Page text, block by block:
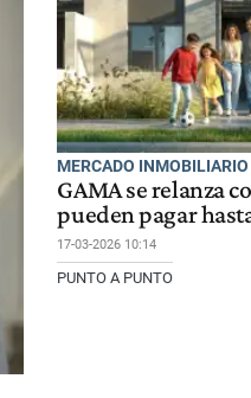
MERCADO INMOBILIARIO
GAMA se relanza
pueden pagar
17-03-2026 10:14
PUNTO A PUNTO